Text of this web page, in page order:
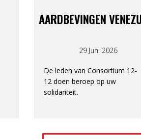
AARDBEVINGEN
29 Juni 2026
De leden van Consortium 12-
12 doen beroep op uw
solidariteit.